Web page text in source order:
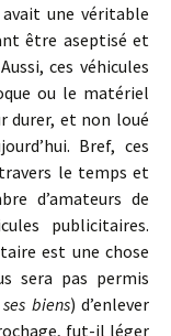
une véritable
être aseptisé et
ces véhicules
ou le matériel
durer, et non loué
Bref, ces
le temps et
d’amateurs de
publicitaires.
est une chose
sera pas permis
biens) d’enlever
fut-il léger